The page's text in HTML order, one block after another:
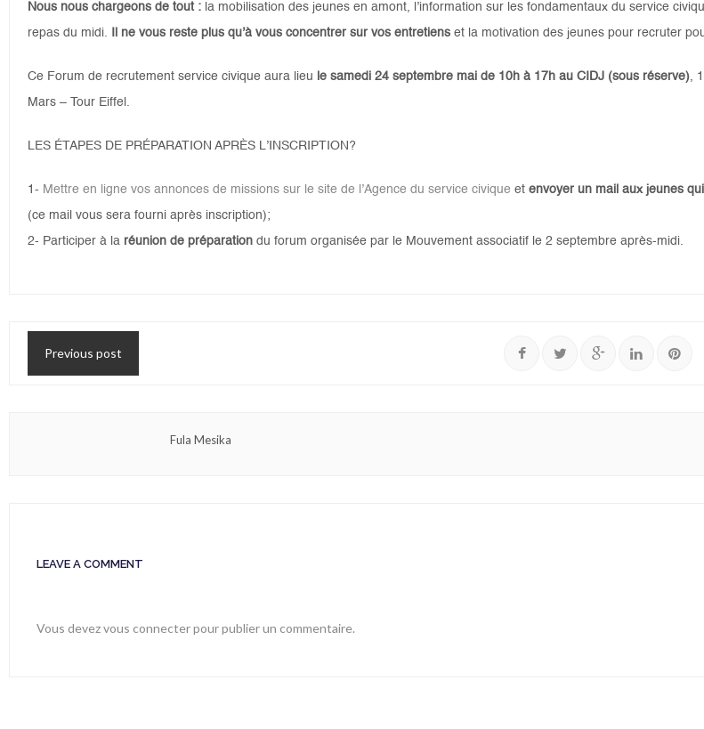
Nous nous chargeons de tout : la mobilisation des jeunes en amont, l’information sur les fondamentaux du service
repas du midi. Il ne vous reste plus qu’à vous concentrer sur vos entretiens et la motivation des jeunes pour recruter
Ce Forum de recrutement service civique aura lieu le samedi 24 septembre mai de 10h à 17h au CIDJ (sous réserve),
Mars – Tour Eiffel.
LES ÉTAPES DE PRÉPARATION APRÈS L’INSCRIPTION?
1- Mettre en ligne vos annonces de missions sur le site de l’Agence du service civique et envoyer un mail aux jeunes
(ce mail vous sera fourni après inscription);
2- Participer à la réunion de préparation du forum organisée par le Mouvement associatif le 2 septembre après-midi.
Previous post
Fula Mesika
LEAVE A COMMENT
Vous devezvous connecterpour publier un commentaire.